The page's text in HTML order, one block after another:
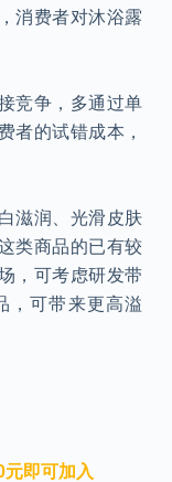
消费者对沐浴露
竞争，多通过单
者的试错成本，
滋润、光滑皮肤
类商品的已有较
，可考虑研发带
，可带来更高溢
即可加入